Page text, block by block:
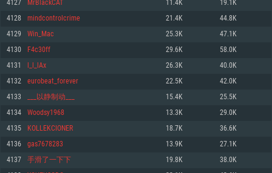
운영체제: Windows 10 (64 bit)
프로세서: 2.2 GHz 듀얼코어 이상
메모리: 4GB
그래픽 카드: DirectX 11 이상을 지원하는 AMD Radeon 77XX / NVIDIA
GeForce GT 660. 최소 사양 해상도: 720p
네트워크: 브로드밴드 인터넷
여유 저장 공간: 22.1 GB (최소 클라이언트)
권장 사양
운영체제: Mac OS Big Sur 11.0
프로세서: 최소 2.2 GHz의 Core i5 (Intel Xeon 은 지원하지 않습니다)
메모리: 6 GB
그래픽 카드: Metal 을 지원하는 Intel Iris Pro 5200 (Mac), 혹은 이와 비슷한 성
능을 가지는 Mac 버전의 AMD/Nvidia. 최소 해상도: 720p
네트워크: 브로드밴드 인터넷
여유 저장 공간: 22.1 GB (최소 클라이언트)
권장 사양
운영체제: 64bit Linux 중 최신 버전
프로세서: 2.4 GHz 듀얼코어
메모리: 4 GB
그래픽 카드: Vulkan 을 지원하고, 최신 그래픽 드라이버를 지원하는 NVIDIA
660 (6개월 미만) 혹은 그와 동급의 성능을 가지며 최신 그래픽 드라이버를 지
원하는 AMD (6개월 미만; 최소사양 지원 해상도 720p)
네트워크: 브로드밴드 인터넷
여유 저장 공간: 22.1 GB (최소 클라이언트)
권장 사양
운영체제: Ubuntu 20.04 64bit
4127 MrBlackCAT 11.4K 19.1K
4128 mindcontrolcrime 21.4K 44.8K
4129 Win_Mac 25.3K 47.1K
4130 F4c30ff 29.6K 58.0K
4131 l_l_lAx 26.3K 40.0K
4132 eurobeat_forever 22.5K 42.0K
4133 ___以静制动___ 15.4K 25.5K
4134 Woodsy1968 13.3K 29.0K
4135 KOLLEKCIONER 18.7K 36.6K
4136 gas7678283 13.9K 27.1K
4137 手滑了一下下 19.8K 38.0K